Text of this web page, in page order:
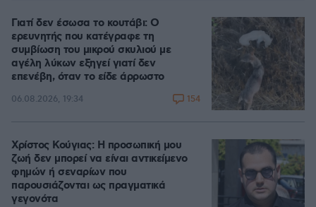
Γιατί δεν έσωσα το κουτάβι: Ο
ερευνητής που κατέγραφε τη
συμβίωση του μικρού σκυλιού με
αγέλη λύκων εξηγεί γιατί δεν
επενέβη, όταν το είδε άρρωστο
06.08.2026, 19:34 154
Χρίστος Κούγιας: Η προσωπική μου
ζωή δεν μπορεί να είναι αντικείμενο
φημών ή σεναρίων που
παρουσιάζονται ως πραγματικά
γεγονότα